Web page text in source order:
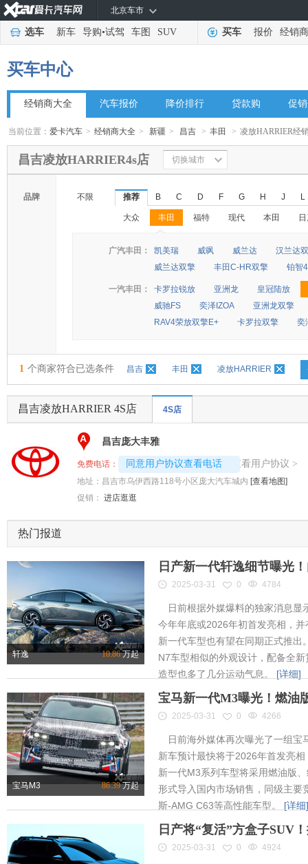
北京车市
选车 新车 导购•试驾 车图 SUV 买车 报价 经销商
买车中心
经销商大全 汽车报价 降价排行 贷款购 促
当前位置：爱卡汽车 > 经销商大全 > 新疆 > 昌吉 > 丰田 > 凌放HARRIER经
昌吉凌放HARRIER4s店 切换城市
品牌 不限 推荐 B C D F G H J L
大众 丰田 福特 现代 本田
◆
◆
广汽丰田： 凯美瑞 威飒 威兰达
汉兰达
威兰达双擎
丰田C-HR双擎 铂智
一汽丰田： 卡罗拉锐放 亚洲龙
皇冠陆放
威驰FS
奕泽IZOA
亚洲龙双擎
RAV4荣放双擎E+
卡罗拉双擎 奕
1 个商家符合已选条件 昌吉 丰田 凌放HARRIER
昌吉凌放HARRIER 4S店 4S店
A 昌吉庞大丰雅
免费电话： 同意用户协议查看电话
4008192696-5107 查看用户协议 >
地址： 昌吉市乌伊西路118号小区庞大汽车城内 [查看地图]
促销： 进店逛逛
热门报道
轩逸 10.86万起
日产新一代轩逸细节曝光
2025-03-31 0 4784
日前根据外媒爆料的独家消息显
今年年底或2026年初首发亮相，
新一代车型也有望在同期正式推出
N7车型相似的外观设计，配备全
造型也多了几分运动气息。 [详细]
宝马M3 86.39万起
宝马新一代M3曝光！燃油
2025-03-31 0 4266
日前海外媒体再次曝光了一组宝
新车预计最快将于2026年首发亮
新一代M3系列车型将采用燃油版
形式导入国内市场销售，同级主要
斯-AMG C63等高性能车型。 [详细]
日产将“复活”方盒子SUV
2025-03-31 0 4924